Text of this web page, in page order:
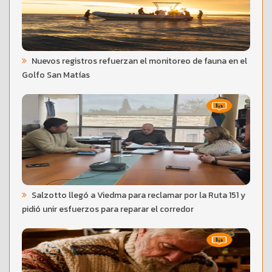
Nuevos registros refuerzan el monitoreo de fauna en el
Golfo San Matías
Salzotto llegó a Viedma para reclamar por la Ruta 151 y
pidió unir esfuerzos para reparar el corredor